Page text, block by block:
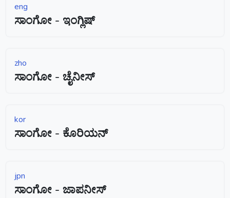
eng
ಸಾಂಗೋ - ಇಂಗ್ಲಿಷ್
zho
ಸಾಂಗೋ - ಚೈನೀಸ್
kor
ಸಾಂಗೋ - ಕೊರಿಯನ್
jpn
ಸಾಂಗೋ - ಜಾಪನೀಸ್